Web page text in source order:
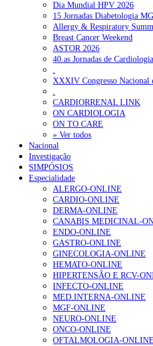
Mais de 400 utentes
para tratamentos de infertilidade
Sindicato acusa ULS São João
aos médicos 6 de Agosto, 2026
Sindicato critica exclusão dos
de emergência pré-hospitalar
Plataforma criada por estudantes
de demência 5 de Agosto, 2026
NOTÍCIAS MAIS LIDAS
Enfermagem Forense.
gesto conta e cada
202 visualizações
Alguns milhares de
família com nova regras
175 visualizações
Quase quatro em cada
apresentavam níveis
86 visualizações
Dia Mundial HPV 2026
15 Jornadas Diabetologia
Allergy & Respiratory
Breast Cancer Weekend
ASTOR 2026
40.as Jornadas de
.
XXXIV Congresso Nacional
.
CARDIORRENAL LINK
ON CARDIOLOGIA
ON TO CARE
» Ver todos
Nacional
Investigação
SIMPÓSIOS
Especialidade
ALERGO-ONLINE
CARDIO-ONLINE
DERMA-ONLINE
CANABIS MEDICINAL-
ENDO-ONLINE
GASTRO-ONLINE
GINECOLOGIA-ONLINE
HEMATO-ONLINE
HIPERTENSÃO E RCV-
INFECTO-ONLINE
MED.INTERNA-ONLINE
MGF-ONLINE
NEURO-ONLINE
ONCO-ONLINE
OFTALMOLOGIA-ONLINE